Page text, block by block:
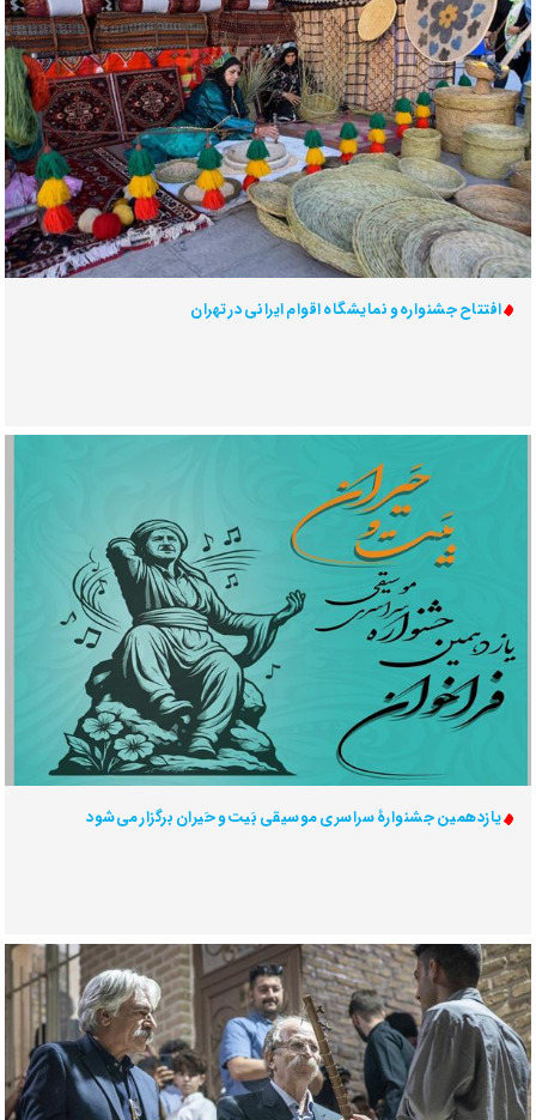
افتتاح جشنواره و نمایشگاه اقوام ایرانی در تهران
یازدهمین جشنوارۀ سراسری موسیقی بَیت و حَیران برگزار می‌شود